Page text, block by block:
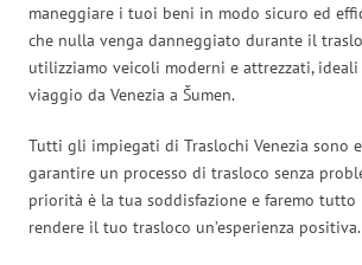
maneggiare i tuoi beni in modo sicuro ed
che nulla venga danneggiato durante il
utilizziamo veicoli moderni e attrezzati,
viaggio da Venezia a Šumen.
Tutti gli impiegati di Traslochi Venezia sono
garantire un processo di trasloco senza
priorità è la tua soddisfazione e faremo
rendere il tuo trasloco un’esperienza positiva.